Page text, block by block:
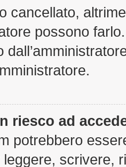
cancellato,
possono
riesco ad
potrebbero
leggere, scrivere,